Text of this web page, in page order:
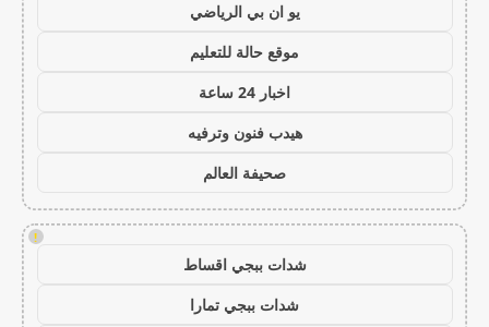
يو ان بي الرياضي
موقع حالة للتعليم
اخبار 24 ساعة
هيدب فنون وترفيه
صحيفة العالم
!
شدات ببجي اقساط
شدات ببجي تمارا